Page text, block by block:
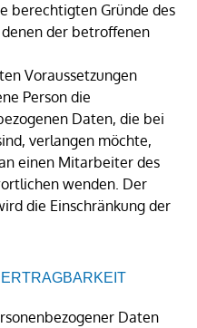
berechtigten Gründe des
der betroffenen
Voraussetzungen
Person die
Daten, die bei
verlangen möchte,
einen Mitarbeiter des
wenden. Der
die Einschränkung der
Daten